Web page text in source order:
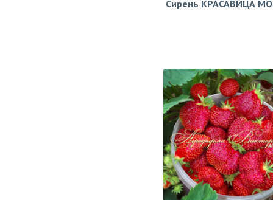
Сирень КРАСАВИЦА